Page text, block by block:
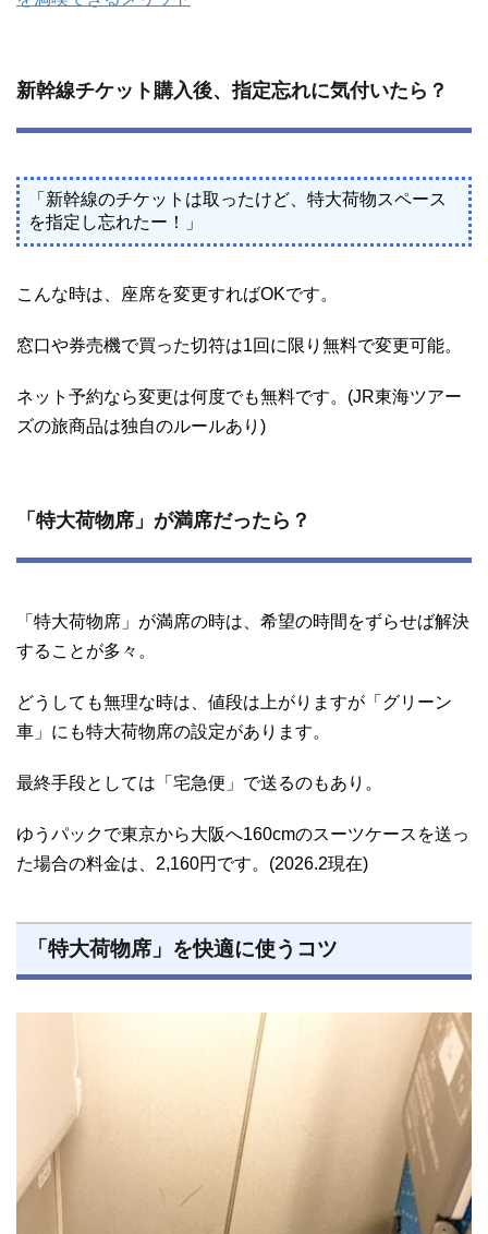
新幹線チケット購入後、指定忘れに気付いたら？
「新幹線のチケットは取ったけど、特大荷物スペース
を指定し忘れたー！」
こんな時は、座席を変更すればOKです。
窓口や券売機で買った切符は1回に限り無料で変更可能。
ネット予約なら変更は何度でも無料です。(JR東海ツアー
ズの旅商品は独自のルールあり)
「特大荷物席」が満席だったら？
「特大荷物席」が満席の時は、希望の時間をずらせば解決
することが多々。
どうしても無理な時は、値段は上がりますが「グリーン
車」にも特大荷物席の設定があります。
最終手段としては「宅急便」で送るのもあり。
ゆうパックで東京から大阪へ160cmのスーツケースを送っ
た場合の料金は、2,160円です。(2026.2現在)
「特大荷物席」を快適に使うコツ